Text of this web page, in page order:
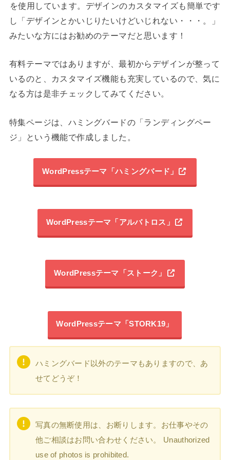
を使用しています。デザインのカスタマイズも簡単です
し「デザインとかいじりたいけどいじれない・・・。」
みたいな方にはお勧めのテーマだと思います！
有料テーマではありますが、最初からデザインが整って
いるのと、カスタマイズ機能も充実しているので、気に
なる方は是非チェックしてみてください。
特集ページは、ハミングバードの「ランディングペー
ジ」という機能で作成しました。
WordPressテーマ「ハミングバード」
WordPressテーマ「アルバトロス」
WordPressテーマ「ストーク」
WordPressテーマ「STORK19」
ハミングバード以外のテーマもありますので、あ
せてどうぞ！
写真の無断使用は、お断りします。お仕事やその
他ご相談はお問い合わせください。 Unauthorized
use of photos is prohibited.